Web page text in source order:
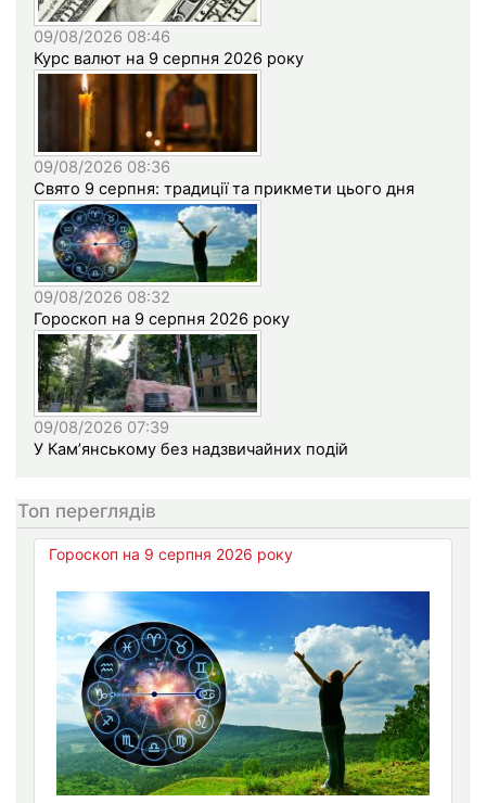
09/08/2026 08:46
Курс валют на 9 серпня 2026 року
09/08/2026 08:36
Свято 9 серпня: традиції та прикмети цього дня
09/08/2026 08:32
Гороскоп на 9 серпня 2026 року
09/08/2026 07:39
У Кам’янському без надзвичайних подій
Топ переглядів
Гороскоп на 9 серпня 2026 року